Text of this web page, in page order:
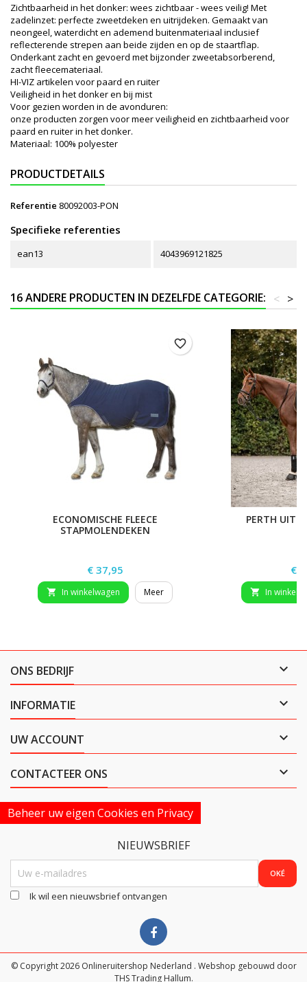
Zichtbaarheid in het donker: wees zichtbaar - wees veilig! Met
zadelinzet: perfecte zweetdeken en uitrijdeken. Gemaakt van
neongeel, waterdicht en ademend buitenmateriaal inclusief
reflecterende strepen aan beide zijden en op de staartflap.
Onderkant zacht en gevoerd met bijzonder zweetabsorberend,
zacht fleecemateriaal.
HI-VIZ artikelen voor paard en ruiter
Veiligheid in het donker en bij mist
Voor gezien worden in de avonduren:
onze producten zorgen voor meer veiligheid en zichtbaarheid voor
paard en ruiter in het donker.
Materiaal: 100% polyester
PRODUCTDETAILS
Referentie 80092003-PON
Specifieke referenties
ean13 4043969121825
16 ANDERE PRODUCTEN IN DEZELFDE CATEGORIE: >
<
ECONOMISCHE FLEECE
STAPMOLENDEKEN
Prijs
€ 37,95
 In winkelwagen Meer
favorite_border
PERTH
€
 In
ONS BEDRIJF 
INFORMATIE 
UW ACCOUNT 
CONTACTEER ONS 
Beheer uw eigen Cookies en Privacy
NIEUWSBRIEF
Ik wil een nieuwsbrief ontvangen
© Copyright 2026 Onlineruitershop Nederland . Webshop gebouwd door
THS Trading Hallum.